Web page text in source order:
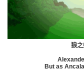
狼
But as